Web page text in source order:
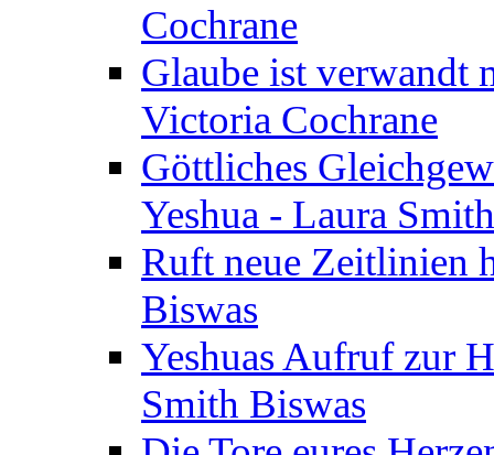
Cochrane
Glaube ist verwandt
Victoria Cochrane
Göttliches
Yeshua - Laura
Ruft neue Zeitlinien
Biswas
Yeshuas Aufruf zur
Smith Biswas